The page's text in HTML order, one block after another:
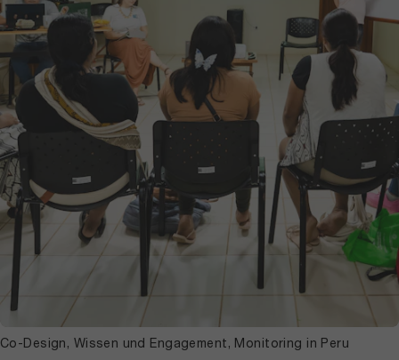
Co-Design, Wissen und Engagement, Monitoring in Peru